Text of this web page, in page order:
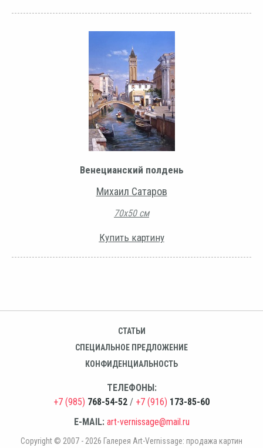
Венецианский полдень
Михаил Сатаров
70х50 см
Купить картину
СТАТЬИ
СПЕЦИАЛЬНОЕ ПРЕДЛОЖЕНИЕ
КОНФИДЕНЦИАЛЬНОСТЬ
ТЕЛЕФОНЫ:
+7 (985) 768-54-52 / +7 (916) 173-85-60
E-MAIL: art-vernissage@mail.ru
Copyright © 2007 - 2026 Галерея Art-Vernissage: продажа картин